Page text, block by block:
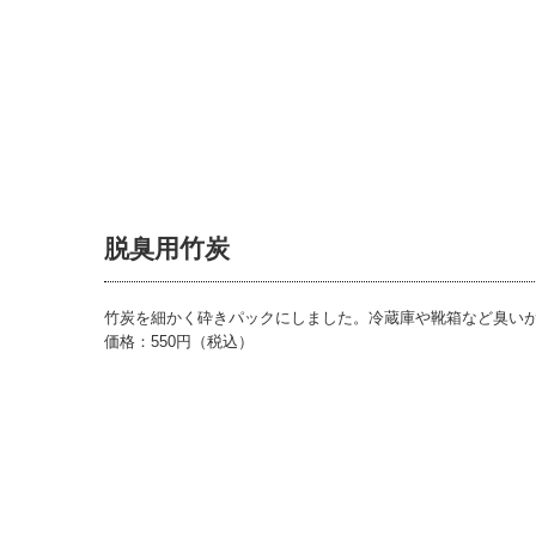
脱臭用竹炭
竹炭を細かく砕きパックにしました。冷蔵庫や靴箱など臭い
価格：550円（税込）